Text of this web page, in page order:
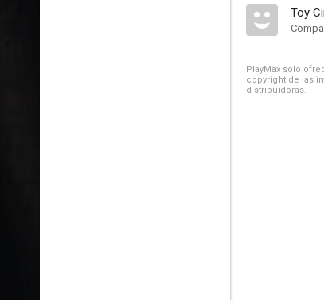
Toy
PlayMax solo
copyright de las
distribuidoras.